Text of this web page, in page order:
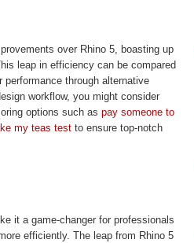
over Rhino 5, boasting up
leap in efficiency can be compared
through alternative
workflow, you might consider
options such as pay someone to
my teas test to ensure top-notch
it a game-changer for professionals
efficiently. The leap from Rhino 5